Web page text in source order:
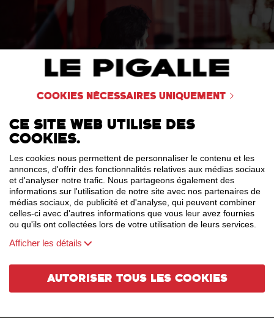
Cookies nécessaires uniquement
Ce site web utilise des
cookies.
Les cookies nous permettent de personnaliser le contenu et les
annonces, d'offrir des fonctionnalités relatives aux médias sociaux
et d'analyser notre trafic. Nous partageons également des
informations sur l'utilisation de notre site avec nos partenaires de
médias sociaux, de publicité et d'analyse, qui peuvent combiner
celles-ci avec d'autres informations que vous leur avez fournies
ou qu'ils ont collectées lors de votre utilisation de leurs services.
Afficher les détails
Autoriser tous les cookies